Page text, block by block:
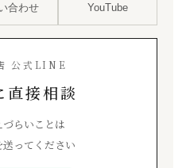
合わせ YouTube
公式LINE
直接相談
らいことは
ってください